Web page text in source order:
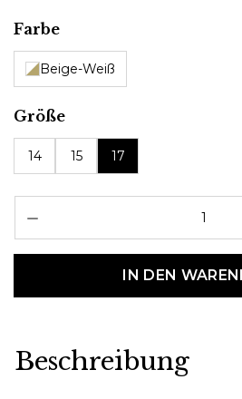
Farbeauswählen
Beige-Weiß
Größeauswählen
14 15 17
IN DEN
Beschreibung